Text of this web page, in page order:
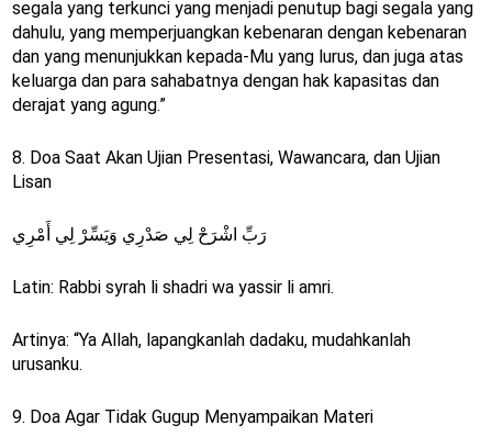
segala yang terkunci yang menjadi penutup bagi segala yang
dahulu, yang memperjuangkan kebenaran dengan kebenaran
dan yang menunjukkan kepada-Mu yang lurus, dan juga atas
keluarga dan para sahabatnya dengan hak kapasitas dan
derajat yang agung.”
8. Doa Saat Akan Ujian Presentasi, Wawancara, dan Ujian
Lisan
رَبِّ اشْرَحْ لِي صَدْرِي وَيَسِّرْ لِي أَمْرِي
Latin: Rabbi syrah li shadri wa yassir li amri.
Artinya: “Ya Allah, lapangkanlah dadaku, mudahkanlah
urusanku.
9. Doa Agar Tidak Gugup Menyampaikan Materi